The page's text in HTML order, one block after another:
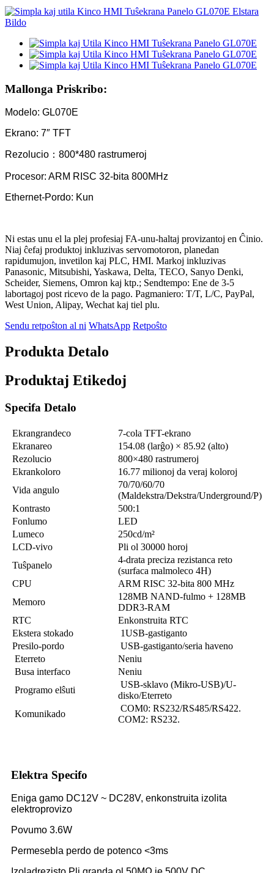
Mallonga Priskribo:
Modelo: GL070E
Ekrano: 7″ TFT
Rezolucio：800*480 rastrumeroj
Procesor: ARM RISC 32-bita 800MHz
Ethernet-Pordo: Kun
Ni estas unu el la plej profesiaj FA-unu-haltaj provizantoj en Ĉinio.
Niaj ĉefaj produktoj inkluzivas servomotoron, planedan
rapidumujon, invetilon kaj PLC, HMI. Markoj inkluzivas
Panasonic, Mitsubishi, Yaskawa, Delta, TECO, Sanyo Denki,
Scheider, Siemens, Omron kaj ktp.; Sendtempo: Ene de 3-5
labortagoj post ricevo de la pago. Pagmaniero: T/T, L/C, PayPal,
West Union, Alipay, Wechat kaj tiel plu.
Sendu retpoŝton al ni WhatsApp Retpoŝto
Produkta Detalo
Produktaj Etikedoj
Specifa Detalo
Ekrangrandeco
7-cola TFT-ekrano
Ekranareo
154.08 (larĝo) × 85.92 (alto)
Rezolucio
800×480 rastrumeroj
Ekrankoloro
16.77 milionoj da veraj koloroj
Vida angulo
70/70/60/70
(Maldekstra/Dekstra/Underground/P)
Kontrasto
500:1
Fonlumo
LED
Lumeco
250cd/m²
LCD-vivo
Pli ol 30000 horoj
Tuŝpanelo
4-drata preciza rezistanca reto
(surfaca malmoleco 4H)
CPU
ARM RISC 32-bita 800 MHz
Memoro
128MB NAND-fulmo + 128MB
DDR3-RAM
RTC
Enkonstruita RTC
Ekstera stokado
1USB-gastiganto
Presilo-pordo
USB-gastiganto/seria haveno
Eterreto
Neniu
Busa interfaco
Neniu
Programo elŝuti
USB-sklavo (Mikro-USB)/U-
disko/Eterreto
Komunikado
COM0: RS232/RS485/RS422.
COM2: RS232.
Elektra Specifo
Eniga gamo DC12V ~ DC28V, enkonstruita izolita
elektroprovizo
Povumo 3.6W
Permesebla perdo de potenco <3ms